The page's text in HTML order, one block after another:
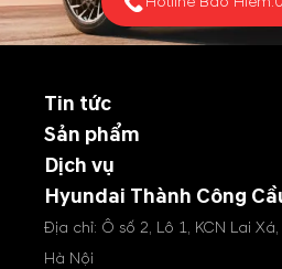
Tin tức
Sản phẩm
Dịch vụ
Hyundai Thành Công
Địa chỉ: Ô số 2, Lô 1, KCN Lai
Hà Nội